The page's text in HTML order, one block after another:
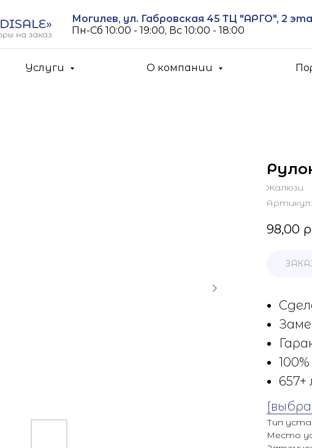
Могилев, ул. Габровская 45 ТЦ "АРГО", 2
Пн-Cб 10:00 - 19:00, Вс 10:00 - 18:00
Услуги О компании
Жалюзи
Артикул:
98,00
Тип
Место